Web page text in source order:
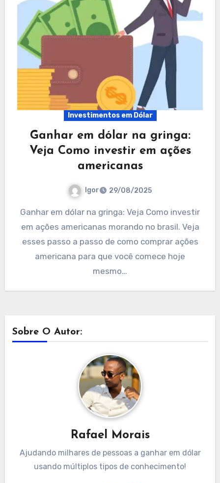
Investimentos em Dólar
Ganhar em dólar na gringa:
Veja Como investir em ações
americanas
Igor 29/08/2025
Ganhar em dólar na gringa: Veja Como investir
em ações americanas morando no brasil. Veja
esses passo a passo de como comprar ações
americana para que você comece hoje
mesmo…
Sobre O Autor:
Rafael Morais
Ajudando milhares de pessoas a ganhar em dólar
usando múltiplos tipos de conhecimento!